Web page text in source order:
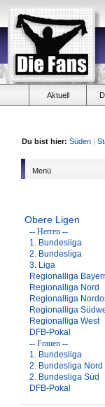
Aktuell
Du bist hier: Süden |
Menü
Obere Ligen
-- Herren --
1. Bundesliga
2. Bundesliga
3. Liga
Regionalliga
Regionalliga Nord
Regionalliga
Regionalliga
Regionalliga West
DFB-Pokal
-- Frauen --
1. Bundesliga
2. Bundesliga Nord
2. Bundesliga Süd
DFB-Pokal